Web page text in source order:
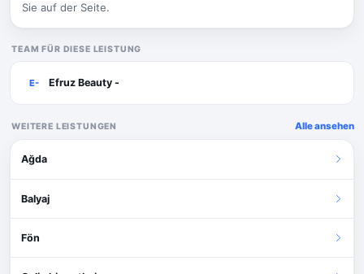
Sie auf der Seite.
TEAM FÜR DIESE LEISTUNG
E- Efruz Beauty -
WEITERE LEISTUNGEN Alle ansehen
Ağda
Balyaj
Fön